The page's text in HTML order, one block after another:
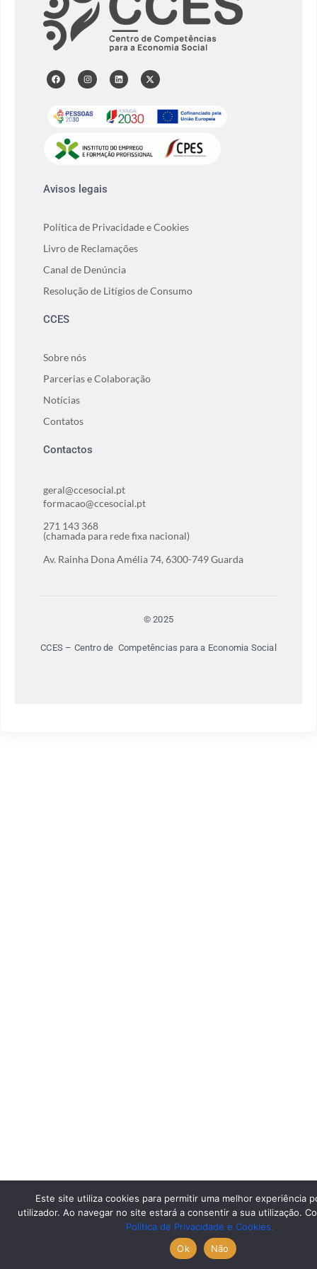
Avisos legais
Política de Privacidade e Cookies
Livro de Reclamações
Canal de Denúncia
Resolução de Litígios de Consumo
CCES
Sobre nós
Parcerias e Colaboração
Notícias
Contatos
Contactos
geral@ccesocial.pt
formacao@ccesocial.pt
271 143 368
(chamada para rede fixa nacional)
Av. Rainha Dona Amélia 74, 6300-749 Guarda
© 2025
CCES – Centro de Competências para a Economia Social
Este site utiliza cookies para permitir uma melhor experiência
utilizador. Ao navegar no site estará a consentir a sua utilização.
Política de Privacidade e Cookies.
Ok
Não